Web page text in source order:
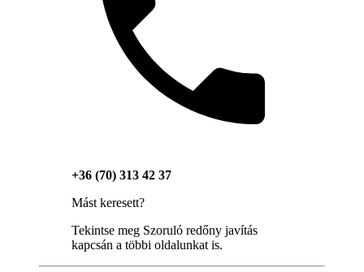
+36 (70) 313 42 37
Mást keresett?
Tekintse meg Szoruló redőny javítás
kapcsán a többi oldalunkat is.